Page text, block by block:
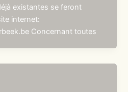
existantes se feront
internet:
Concernant toutes